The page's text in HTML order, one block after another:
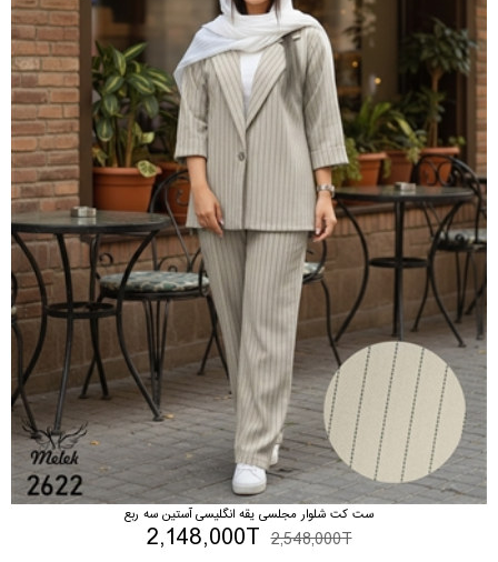
ست کت شلوار مجلسی یقه انگلیسی آستین سه ربع
2,548,000T
2,148,000T